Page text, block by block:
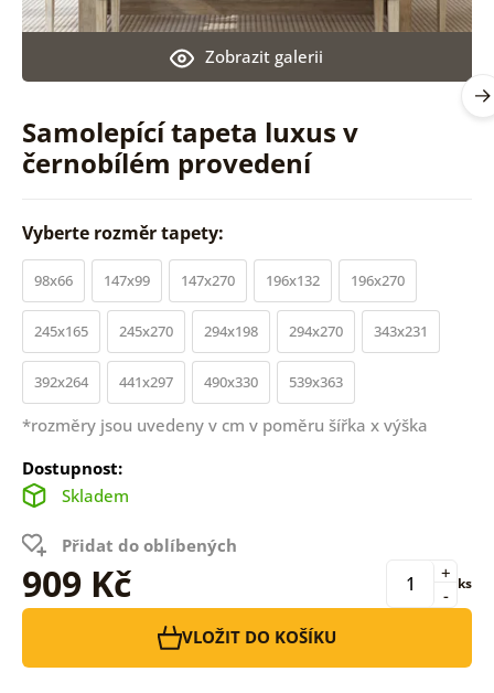
Samolepící tapeta luxus v
černobílém provedení
Zobrazit galerii
Vyberte rozměr tapety:
98x66 147x99 147x270 196x132 196x270
245x165 245x270 294x198 294x270 343x231
392x264 441x297 490x330 539x363
*rozměry jsou uvedeny v cm v poměru šířka x výška
Dostupnost:
Skladem
Přidat do oblíbených
909 Kč -
+ ks
VLOŽIT DO KOŠÍKU